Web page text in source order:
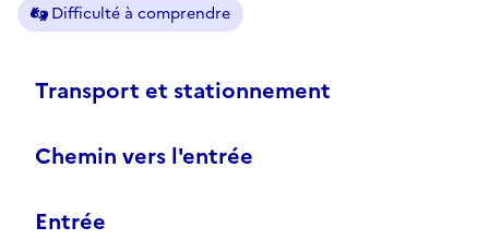
Difficulté à comprendre
Transport et stationnement
Chemin vers l'entrée
Entrée